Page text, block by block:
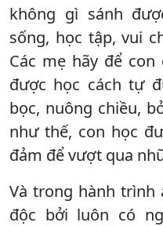
không gì sánh
sống, học tập, vui
Các mẹ hãy để
được học cách tự
bọc, nuông chiều,
như thế, con học
đảm để vượt qua
Và trong hành trình
độc bởi luôn có